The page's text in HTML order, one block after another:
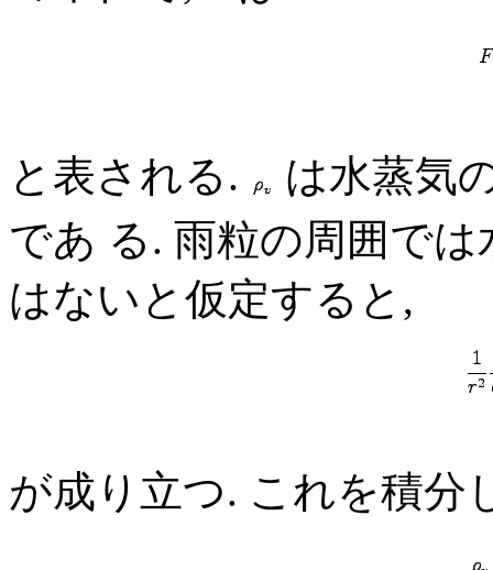
と表される.
は水蒸気
であ る. 雨粒の周囲で
はないと仮定すると,
が成り立つ. これを積分